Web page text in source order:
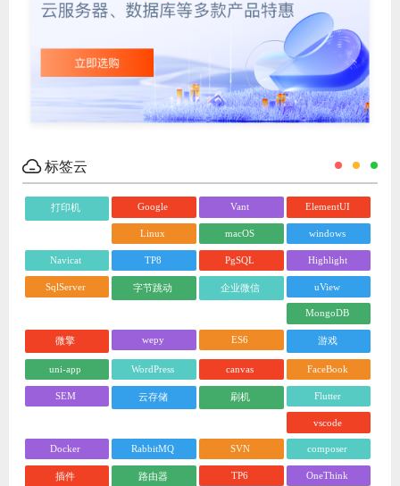
标签云
打印机 Google Vant ElementUI
Linux macOS windows
Navicat TP8 PgSQL Highlight
SqlServer 字节跳动 企业微信 uView
MongoDB
微擎 wepy ES6 游戏
uni-app WordPress canvas FaceBook
SEM 云存储 刷机 Flutter
vscode
Docker RabbitMQ SVN composer
插件 路由器 TP6 OneThink